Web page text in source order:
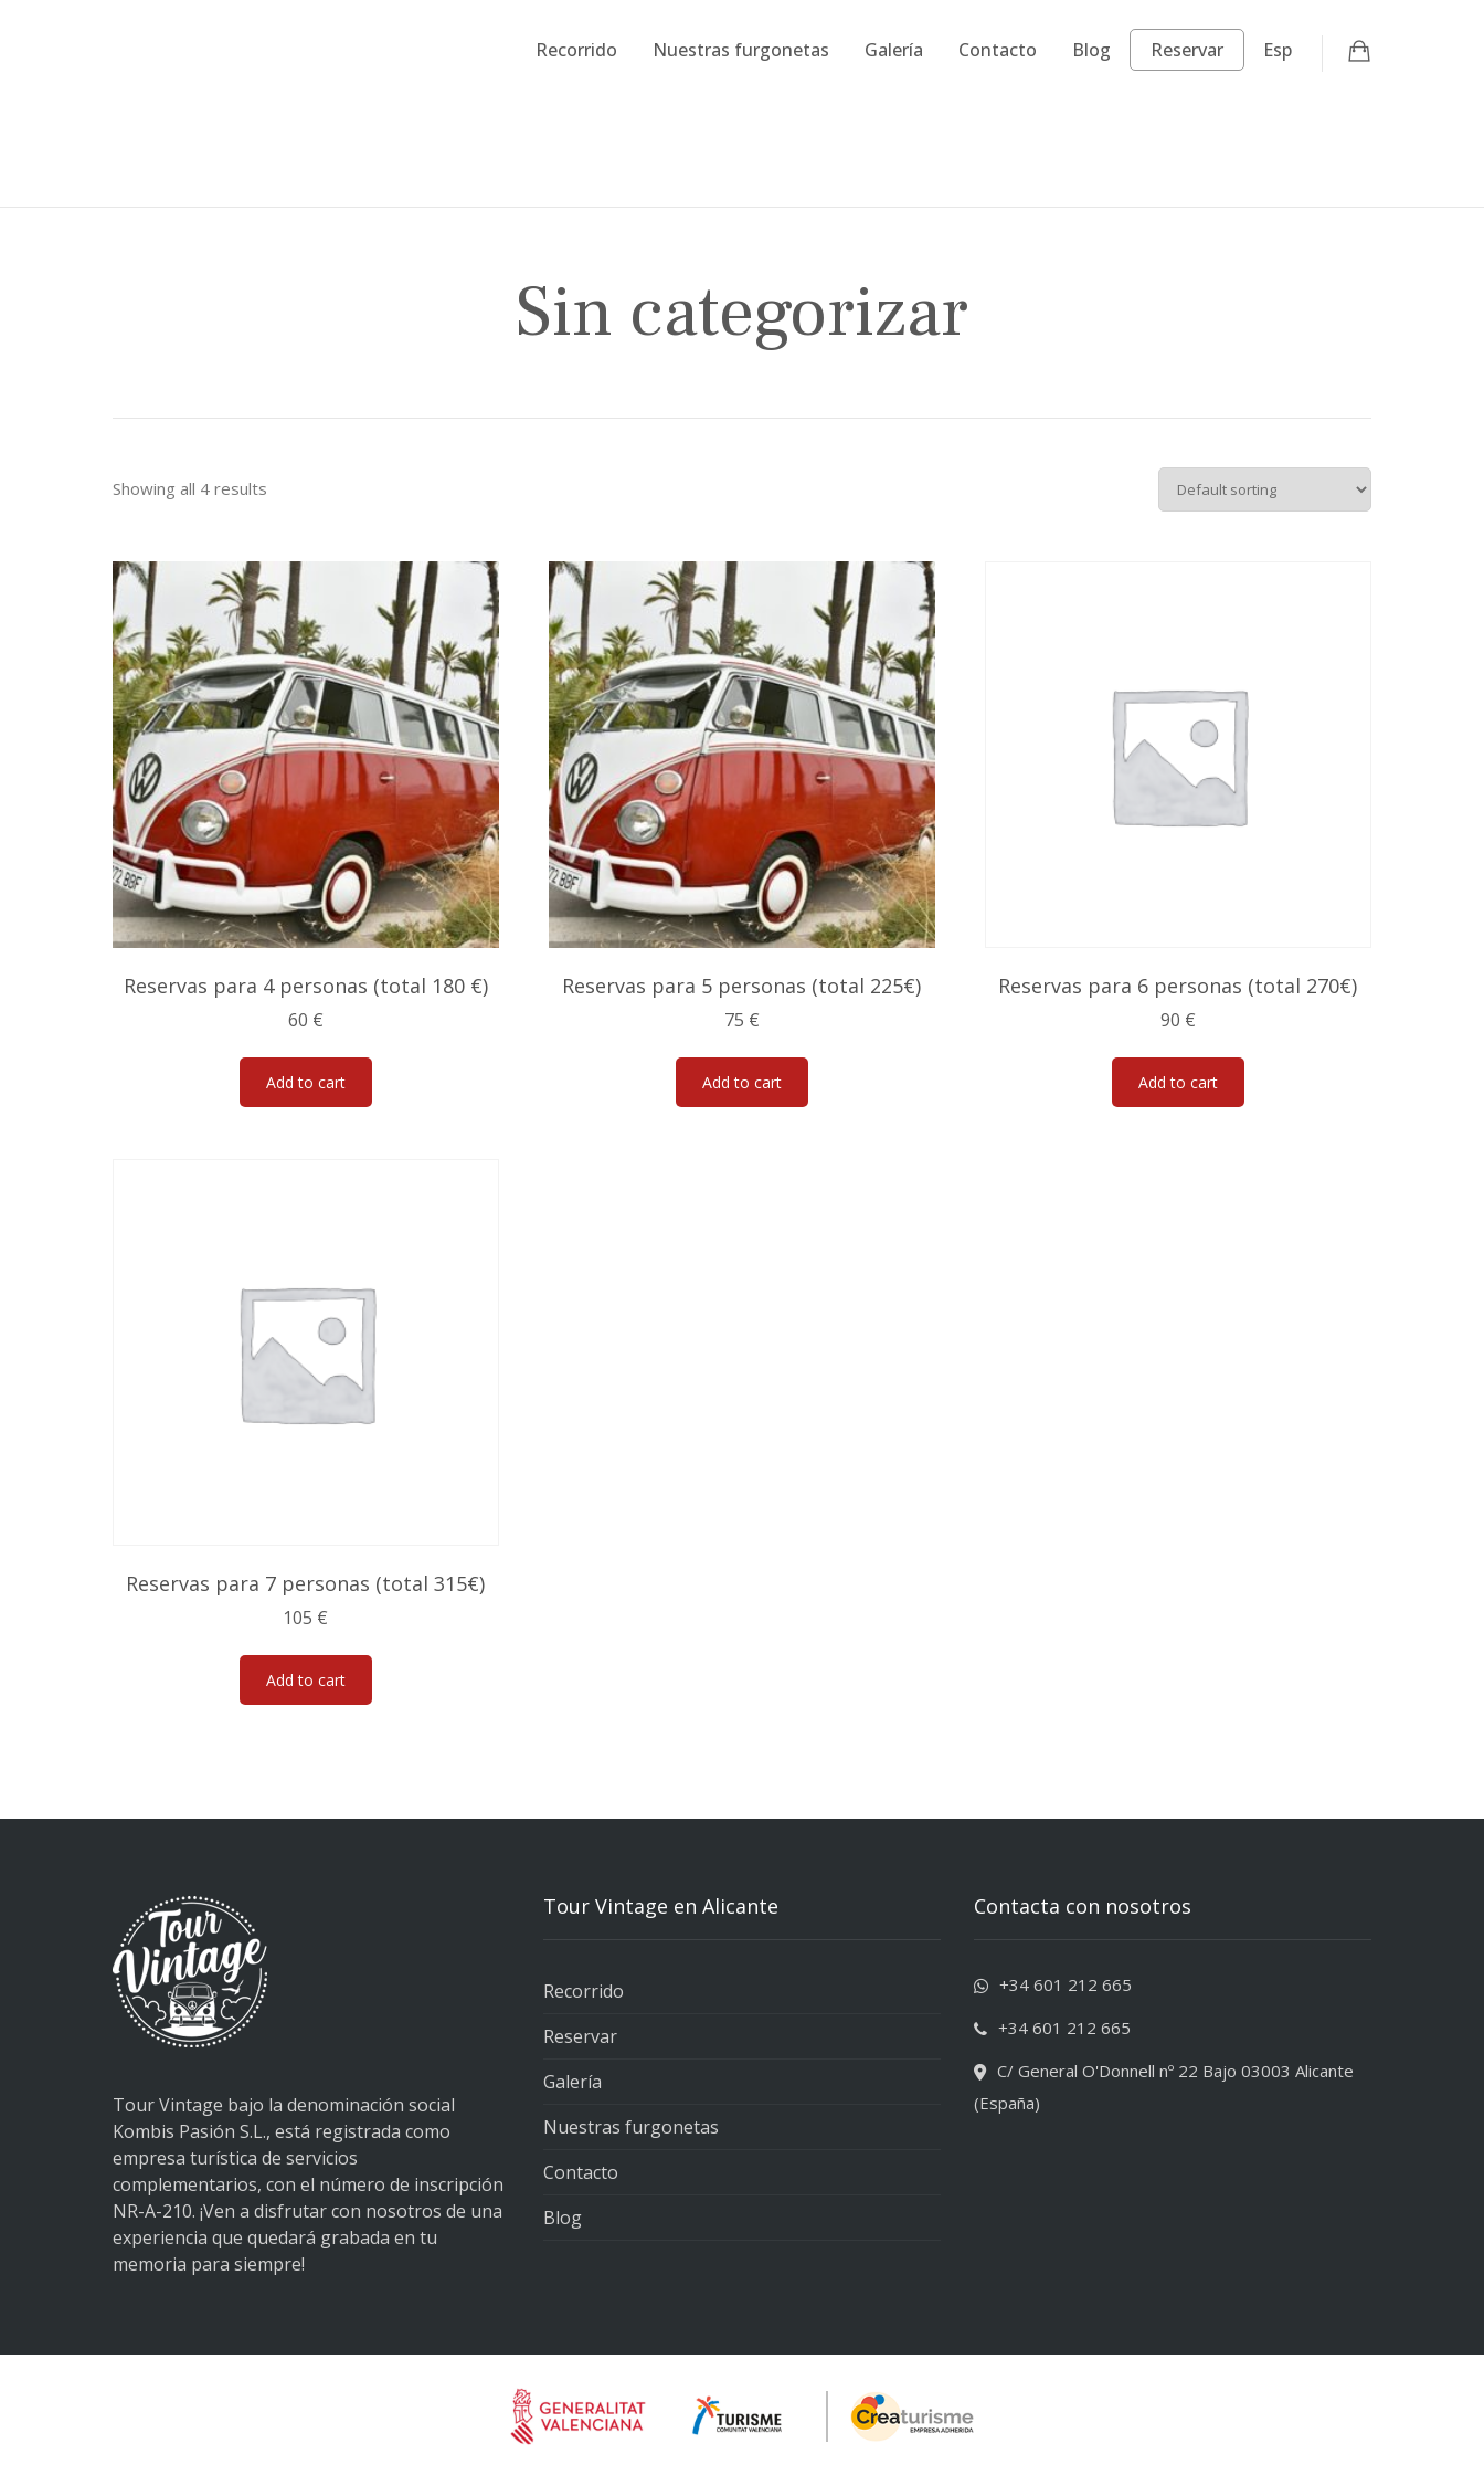
Recorrido Nuestras furgonetas Galería Contacto Blog Reservar Esp
Sin categorizar
Showing all 4 results
Reservas para 4 personas (total 180 €)
60 €
Add to cart
Reservas para 5 personas (total 225€)
75 €
Add to cart
Reservas para 6 personas (total 270€)
90 €
Add to cart
Reservas para 7 personas (total 315€)
105 €
Add to cart
Tour Vintage bajo la denominación social
Kombis Pasión S.L., está registrada como
empresa turística de servicios
complementarios, con el número de inscripción
NR-A-210. ¡Ven a disfrutar con nosotros de una
experiencia que quedará grabada en tu
memoria para siempre!
Tour Vintage en Alicante
Recorrido
Reservar
Galería
Nuestras furgonetas
Contacto
Blog
Contacta con nosotros
+34 601 212 665
+34 601 212 665
C/ General O'Donnell nº 22 Bajo 03003 Alicante
(España)